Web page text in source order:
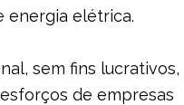
energia elétrica.
sem fins lucrativos,
de empresas